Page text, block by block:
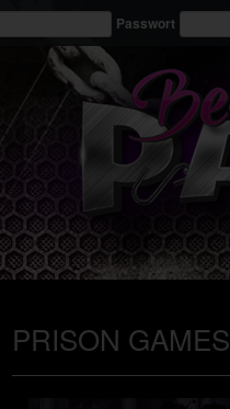
Passwort
PRISON GAMES